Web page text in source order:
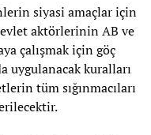
siyasi amaçlar için
aktörlerinin AB ve
çalışmak için göç
uygulanacak kuralları
tüm sığınmacıları